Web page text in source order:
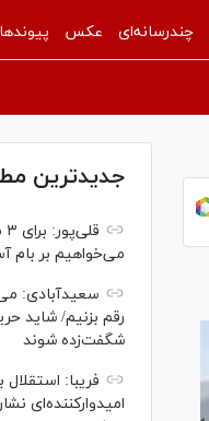
چندرسانه‌ای عکس پیوندها
جدیدترین
می‌خواهیم بر بام
سعیدآبادی:
رقم بزنیم/ شاید
شگفت‌زده شوند
فریبا:
امیدوارکننده‌ای